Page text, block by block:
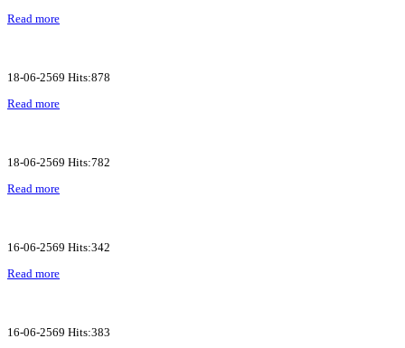
Read more
18-06-2569 Hits:878
Read more
18-06-2569 Hits:782
Read more
16-06-2569 Hits:342
Read more
16-06-2569 Hits:383